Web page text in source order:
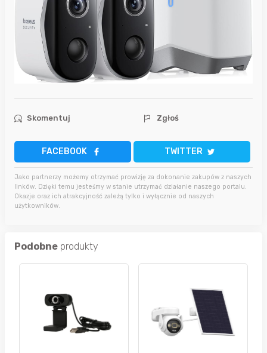
Skomentuj Zgłoś
FACEBOOK TWITTER
Jako partnerzy możemy otrzymać prowizję za dokonanie zakupów z naszych
linków. Dzięki temu jesteśmy w stanie utrzymać działanie naszego portalu.
Okazje oraz ich atrakcyjność zależą tylko i wyłącznie od naszych
użytkowników.
Podobne produkty